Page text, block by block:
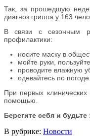
Так, за прошедшую
диагноз гриппа у 163
В связи с сезонным
профилактики:
носите маску в
мойте руки,
проводите влажную
одевайтесь по
При первых
помощью.
Берегите себя и
В рубрике: Новости